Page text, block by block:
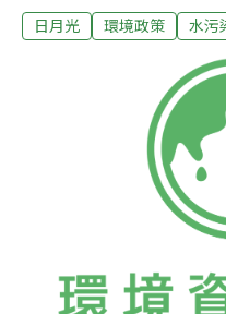
環保局認定日月光因違法
行政法院今天（22日）下
理由將原處分撤銷，要求
為，環保局對日月光開罰
年間環保局共70次的稽查
流水確實違反標準被裁罰
並無違反放流水標準的違
此外法院也認為，原處分
決，高市環保局表示，不
日月光 環境政策 水污